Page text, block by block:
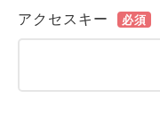
アクセスキー 必須